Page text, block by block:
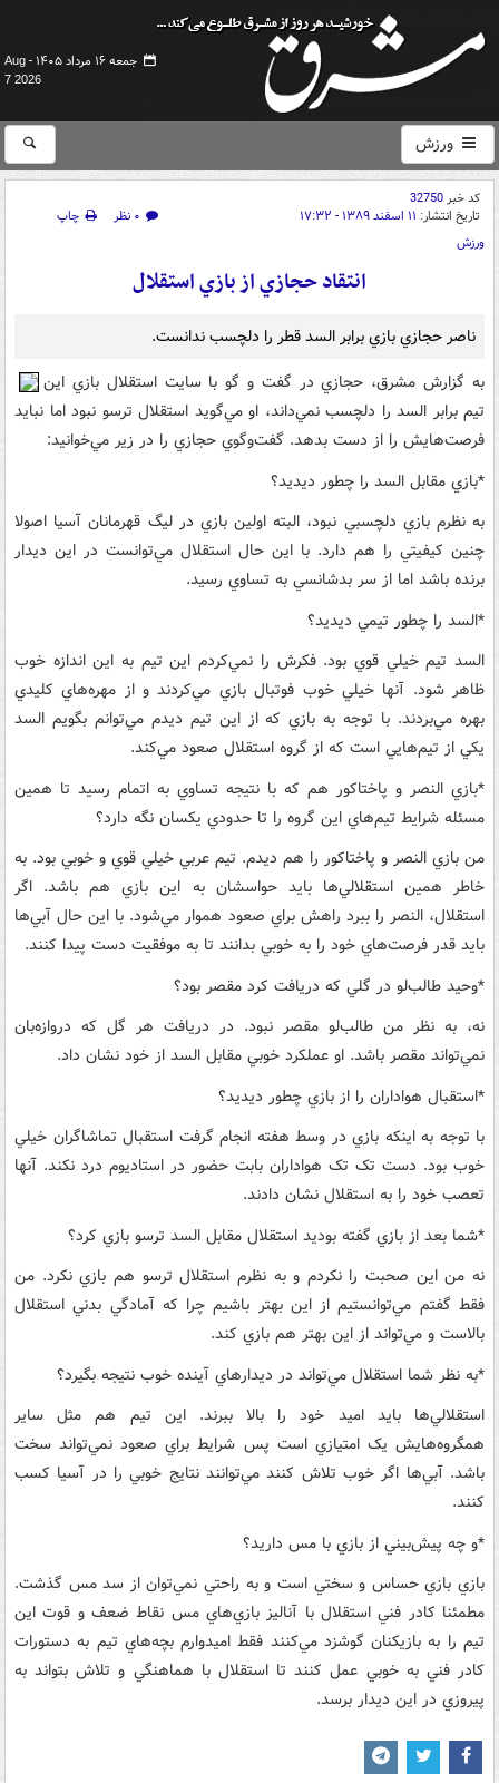
جمعه ۱۶ مرداد ۱۴۰۵ -
Aug
7 2026
ورزش
کد خبر32750
تاریخ انتشار: ۱۱ اسفند ۱۳۸۹ - ۱۷:۳۲ ۰ نظر
چاپ
ورزش
انتقاد حجازي از بازي استقلال
ناصر حجازي بازي برابر السد قطر را دلچسب ندانست.
به گزارش مشرق، حجازي در گفت و گو با سايت استقلال بازي اين
تيم برابر السد را دلچسب نمي‌داند، او مي‌گويد استقلال ترسو نبود اما نبايد
فرصت‌هايش را از دست بدهد. گفت‌وگوي حجازي را در زير مي‌خوانيد:
*بازي مقابل السد را چطور ديديد؟
به نظرم بازي دلچسبي نبود، البته اولين بازي در ليگ قهرمانان آسيا اصولا
چنين کيفيتي را هم دارد. با اين حال استقلال مي‌توانست در اين ديدار
برنده باشد اما از سر بدشانسي به تساوي رسيد.
*السد را چطور تيمي ديديد؟
السد تيم خيلي قوي بود. فکرش را نمي‌کردم اين تيم به اين اندازه خوب
ظاهر شود. آنها خيلي خوب فوتبال بازي مي‌کردند و از مهره‌هاي کليدي
بهره مي‌بردند. با توجه به بازي که از اين تيم ديدم مي‌توانم بگويم السد
يکي از تيم‌هايي است که از گروه استقلال صعود مي‌کند.
*بازي النصر و پاختاکور هم که با نتيجه تساوي به اتمام رسيد تا همين
مسئله شرايط تيم‌هاي اين گروه را تا حدودي يکسان نگه دارد؟
من بازي النصر و پاختاکور را هم ديدم. تيم عربي خيلي قوي و خوبي بود. به
خاطر همين استقلالي‌ها بايد حواسشان به اين بازي هم باشد. اگر
استقلال، النصر را ببرد راهش براي صعود هموار مي‌شود. با اين حال آبي‌ها
بايد قدر فرصت‌هاي خود را به خوبي بدانند تا به موفقيت دست پيدا کنند.
*وحيد طالب‌لو در گلي که دريافت کرد مقصر بود؟
نه، به نظر من طالب‌لو مقصر نبود. در دريافت هر گل که دروازه‌بان
نمي‌تواند مقصر باشد. او عملکرد خوبي مقابل السد از خود نشان داد.
*استقبال هواداران را از بازي چطور ديديد؟
با توجه به اينکه بازي در وسط هفته انجام گرفت استقبال تماشاگران خيلي
خوب بود. دست تک تک هواداران بابت حضور در استاديوم درد نکند. آنها
تعصب خود را به استقلال نشان دادند.
*شما بعد از بازي گفته بوديد استقلال مقابل السد ترسو بازي کرد؟
نه من اين صحبت را نکردم و به نظرم استقلال ترسو هم بازي نکرد. من
فقط گفتم مي‌توانستيم از اين بهتر باشيم چرا که آمادگي بدني استقلال
بالاست و مي‌تواند از اين بهتر هم بازي کند.
*به نظر شما استقلال مي‌تواند در ديدارهاي آينده خوب نتيجه بگيرد؟
استقلالي‌ها بايد اميد خود را بالا ببرند. اين تيم هم مثل ساير
همگروه‌هايش يک امتيازي است پس شرايط براي صعود نمي‌تواند سخت
باشد. آبي‌ها اگر خوب تلاش کنند مي‌توانند نتايج خوبي را در آسيا کسب
کنند.
*و چه پيش‌بيني از بازي با مس داريد؟
بازي بازي حساس و سختي است و به راحتي نمي‌توان از سد مس گذشت.
مطمئنا کادر فني استقلال با آناليز بازي‌هاي مس نقاط ضعف و قوت اين
تيم را به بازيکنان گوشزد مي‌کنند فقط اميدوارم بچه‌هاي تيم به دستورات
کادر فني به خوبي عمل کنند تا استقلال با هماهنگي و تلاش بتواند به
پيروزي در اين ديدار برسد.